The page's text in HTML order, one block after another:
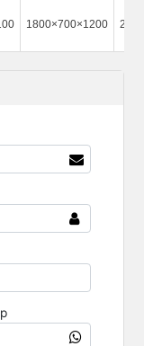
1800×700×1200